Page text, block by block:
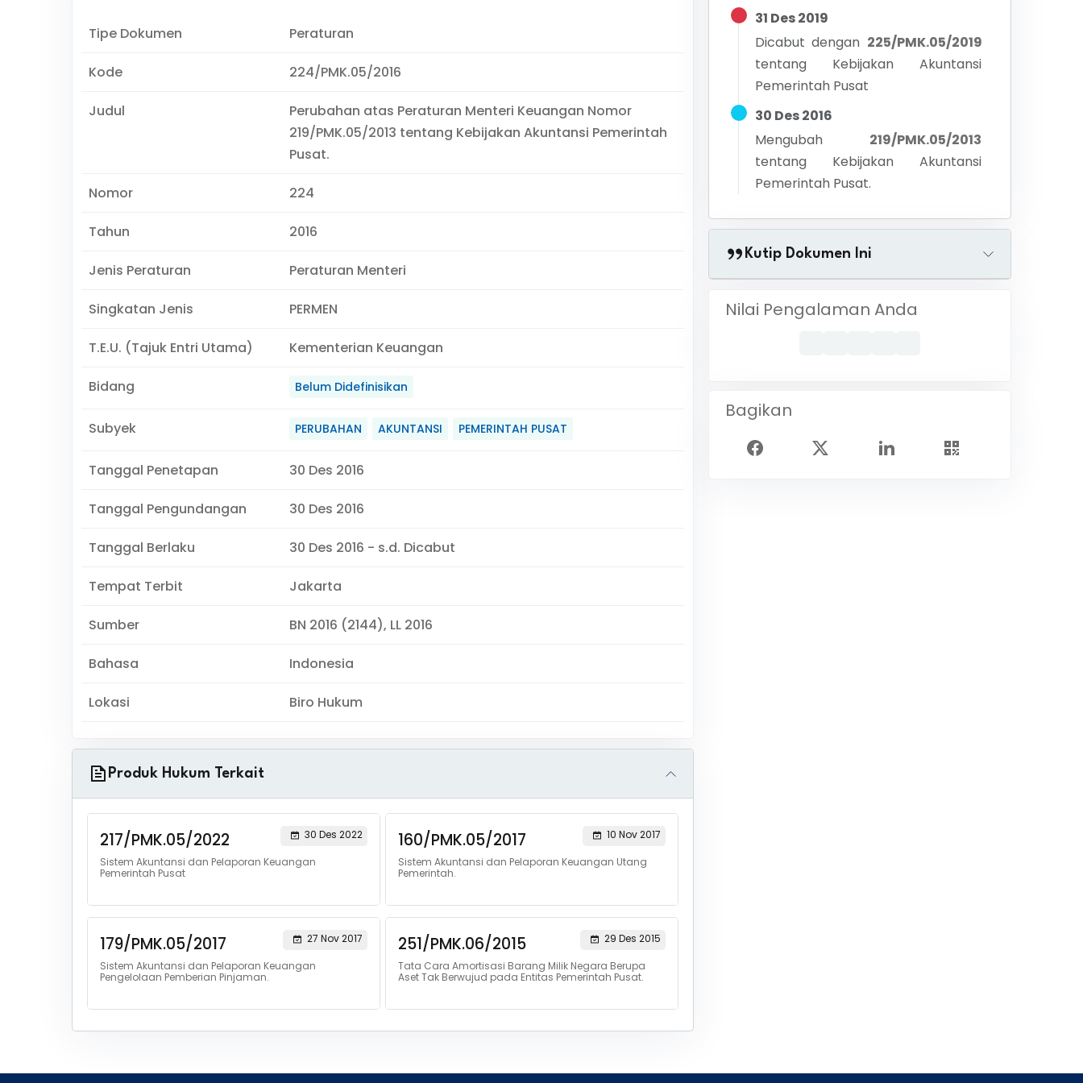
Tipe Dokumen Peraturan
Kode 224/PMK.05/2016
Judul
Perubahan atas Peraturan Menteri Keuangan Nomor
219/PMK.05/2013 tentang Kebijakan Akuntansi Pemerintah
Pusat.
Nomor 224
Tahun 2016
Jenis Peraturan Peraturan Menteri
Singkatan Jenis PERMEN
T.E.U. (Tajuk Entri Utama) Kementerian Keuangan
Bidang Belum Didefinisikan
Subyek PERUBAHAN AKUNTANSI PEMERINTAH PUSAT
Tanggal Penetapan 30 Des 2016
Tanggal Pengundangan 30 Des 2016
Tanggal Berlaku 30 Des 2016 - s.d. Dicabut
Tempat Terbit Jakarta
Sumber BN 2016 (2144), LL 2016
Bahasa Indonesia
Lokasi Biro Hukum
Produk Hukum Terkait
217/PMK.05/2022
30 Des 2022
Sistem Akuntansi dan Pelaporan Keuangan
Pemerintah Pusat
160/PMK.05/2017
10 Nov 2017
Sistem Akuntansi dan Pelaporan Keuangan Utang
Pemerintah.
179/PMK.05/2017
27 Nov 2017
Sistem Akuntansi dan Pelaporan Keuangan
Pengelolaan Pemberian Pinjaman.
251/PMK.06/2015
29 Des 2015
Tata Cara Amortisasi Barang Milik Negara Berupa
Aset Tak Berwujud pada Entitas Pemerintah Pusat.
31 Des 2019
Dicabut dengan 225/PMK.05/2019
tentang Kebijakan Akuntansi
Pemerintah Pusat
30 Des 2016
Mengubah
219/PMK.05/2013
tentang Kebijakan Akuntansi
Pemerintah Pusat.
Kutip Dokumen Ini
Nilai Pengalaman Anda
Bagikan